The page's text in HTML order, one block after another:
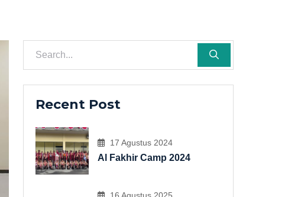
Recent Post
17 Agustus 2024
Al Fakhir Camp 2024